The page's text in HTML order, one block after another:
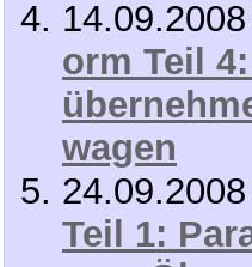
Teil 1:
vom
Teil 2: